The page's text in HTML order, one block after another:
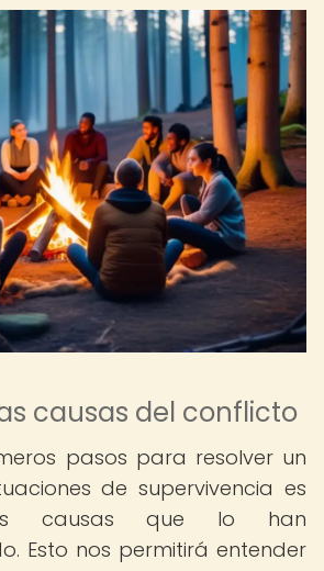
causas del conflicto
pasos para resolver un
de supervivencia es
causas que lo han
Esto nos permitirá entender